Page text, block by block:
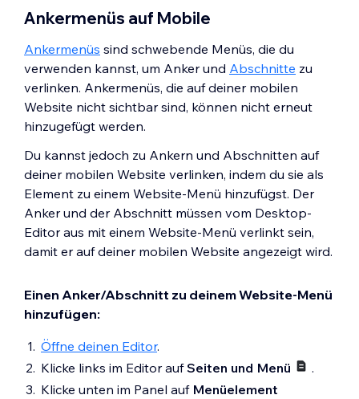
Ankermenüs auf Mobile
Ankermenüs sind schwebende Menüs, die du
verwenden kannst, um Anker und Abschnitte zu
verlinken. Ankermenüs, die auf deiner mobilen
Website nicht sichtbar sind, können nicht erneut
hinzugefügt werden.
Du kannst jedoch zu Ankern und Abschnitten auf
deiner mobilen Website verlinken, indem du sie als
Element zu einem Website-Menü hinzufügst. Der
Anker und der Abschnitt müssen vom Desktop-
Editor aus mit einem Website-Menü verlinkt sein,
damit er auf deiner mobilen Website angezeigt wird.
Einen Anker/Abschnitt zu deinem Website-Menü
hinzufügen:
Öffne deinen Editor.
Klicke links im Editor aufSeiten und Menü
.
Klicke unten im Panel auf Menüelement